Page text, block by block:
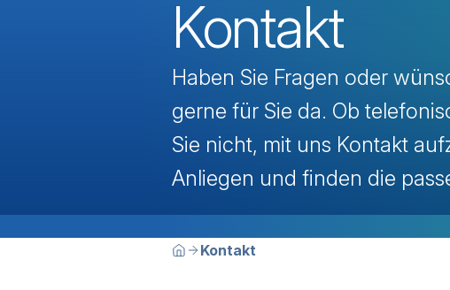
Kontakt
Haben Sie Fragen oder
gerne für Sie da. Ob
Sie nicht, mit uns Kontakt
Anliegen und finden die
Sie befinden sich hier:
HomeKontakt